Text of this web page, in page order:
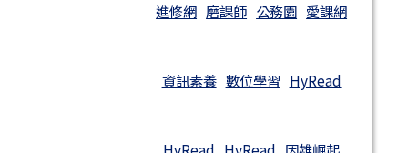
進修網 磨課師 公務園 愛課網
資訊素養 數位學習 HyRead